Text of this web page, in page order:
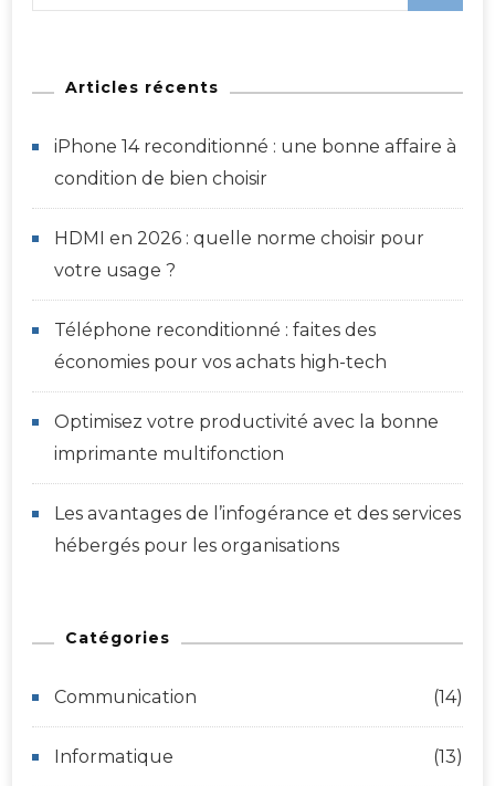
Articles récents
iPhone 14 reconditionné : une bonne affaire à
condition de bien choisir
HDMI en 2026 : quelle norme choisir pour
votre usage ?
Téléphone reconditionné : faites des
économies pour vos achats high-tech
Optimisez votre productivité avec la bonne
imprimante multifonction
Les avantages de l’infogérance et des services
hébergés pour les organisations
Catégories
Communication (14)
Informatique (13)